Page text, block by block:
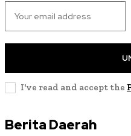
I've read and accept the
Berita Daerah